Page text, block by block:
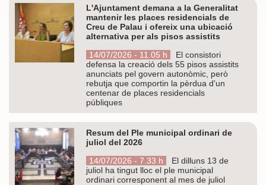
L'Ajuntament demana a la Generalitat
mantenir les places residencials de
Creu de Palau i ofereix una ubicació
alternativa per als pisos assistits
14/07/2026 - 11.05 h
El consistori
defensa la creació dels 55 pisos assistits
anunciats pel govern autonòmic, però
rebutja que comportin la pèrdua d'un
centenar de places residencials
públiques
Resum del Ple municipal ordinari de
juliol del 2026
14/07/2026 - 7.33 h
El dilluns 13 de
juliol ha tingut lloc el ple municipal
ordinari corresponent al mes de juliol